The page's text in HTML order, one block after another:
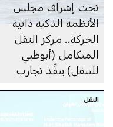
تحت إشراف مجلس
الأنظمة الذكية ذاتية
الحركة.. مركز النقل
المتكامل (أبوظبي
للتنقل) ينفِّذ تجارب
بحري ذاتي الحركة بطول
23 قدماً
النقل